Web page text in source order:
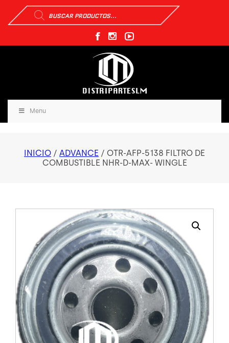
Búsqueda
de
productos
Menu
INICIO / ADVANCE / OTR-AFP-5138 FILTRO DE
COMBUSTIBLE NHR-D-MAX- WINGLE